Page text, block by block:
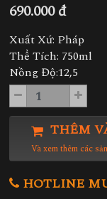
690.000 đ
Xuất Xứ: Pháp
Thể Tích: 750ml
Nồng Độ:12,5
THÊM
Và xem thêm các
HOTLINE